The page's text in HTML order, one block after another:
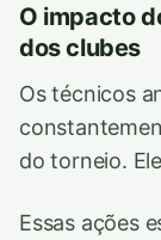
O impacto
dos clubes
Os técnicos
do torneio.
Essas ações